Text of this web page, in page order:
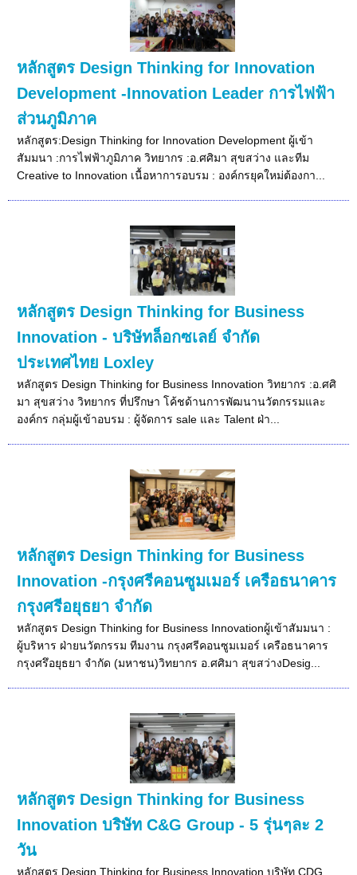
หลักสูตร Design Thinking for Innovation
Development -Innovation Leader การไฟฟ้า
ส่วนภูมิภาค
หลักสูตร:Design Thinking for Innovation Development ผู้เข้า
สัมมนา :การไฟฟ้าภูมิภาค วิทยากร :อ.ศศิมา สุขสว่าง และทีม
Creative to Innovation เนื้อหาการอบรม : องค์กรยุคใหม่ต้องกา...
หลักสูตร Design Thinking for Business
Innovation - บริษัทล็อกซเลย์ จำกัด
ประเทศไทย Loxley
หลักสูตร Design Thinking for Business Innovation วิทยากร :อ.ศศิ
มา สุขสว่าง วิทยากร ที่ปรึกษา โค้ชด้านการพัฒนานวัตกรรมและ
องค์กร กลุ่มผู้เข้าอบรม : ผู้จัดการ sale และ Talent ฝ่า...
หลักสูตร Design Thinking for Business
Innovation -กรุงศรีคอนซูมเมอร์ เครือธนาคาร
กรุงศรีอยุธยา จำกัด
หลักสูตร Design Thinking for Business Innovationผู้เข้าสัมมนา :
ผู้บริหาร ฝ่ายนวัตกรรม ทีมงาน กรุงศรีคอนซูมเมอร์ เครือธนาคาร
กรุงศรึอยุธยา จำกัด (มหาชน)วิทยากร อ.ศศิมา สุขสว่างDesig...
หลักสูตร Design Thinking for Business
Innovation บริษัท C&G Group - 5 รุ่นๆละ 2
วัน
หลักสูตร Design Thinking for Business Innovation บริษัท CDG